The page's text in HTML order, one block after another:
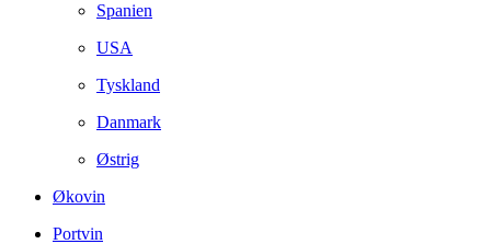
Spanien
USA
Tyskland
Danmark
Østrig
Økovin
Portvin